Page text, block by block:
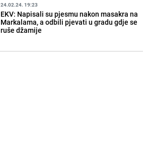
24.02.24. 19:23
EKV: Napisali su pjesmu nakon masakra na
Markalama, a odbili pjevati u gradu gdje se
ruše džamije